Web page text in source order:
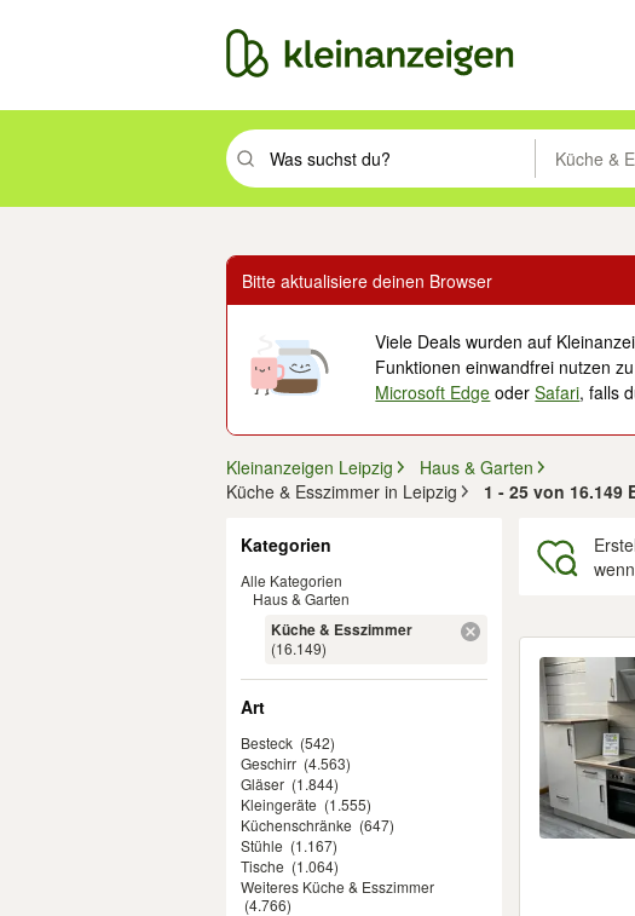
Suchbegriff eingeben. Eingabetaste drücken um zu
Küche &
Bitte aktualisiere deinen Browser
Viele Deals wurden auf
Funktionen einwandfrei nutzen
Microsoft Edge oderSafari, falls
Kleinanzeigen Leipzig
Haus & Garten
Küche & Esszimmer in Leipzig
1 - 25 von 16.149
Kategorien
Alle Kategorien
Haus & Garten
Küche & Esszimmer
(16.149)
Art
Besteck (542)
Geschirr (4.563)
Gläser (1.844)
Kleingeräte (1.555)
Küchenschränke (647)
Stühle (1.167)
Tische (1.064)
Weiteres Küche & Esszimmer
(4.766)